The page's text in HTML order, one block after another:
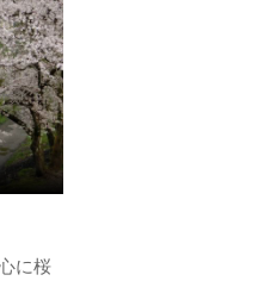
に桜